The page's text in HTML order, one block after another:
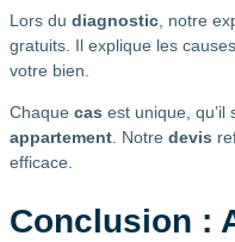
Lors du diagnostic, notre
gratuits. Il explique les
votre bien.
Chaque cas est unique, qu’il
appartement. Notre devis
efficace.
Conclusion :